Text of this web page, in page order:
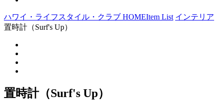
ハワイ・ライフスタイル・クラブ HOMEItem List インテリア
置時計（Surf's Up）
置時計（Surf's Up）